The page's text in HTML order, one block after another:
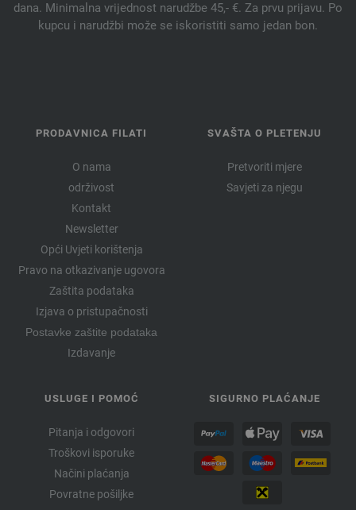
dana. Minimalna vrijednost narudžbe 45,- €. Za prvu prijavu. Po
kupcu i narudžbi može se iskoristiti samo jedan bon.
PRODAVNICA FILATI
O nama
održivost
Kontakt
Newsletter
Opći Uvjeti korištenja
Pravo na otkazivanje ugovora
Zaštita podataka
Izjava o pristupačnosti
Postavke zaštite podataka
Izdavanje
SVAŠTA O PLETENJU
Pretvoriti mjere
Savjeti za njegu
USLUGE I POMOĆ
Pitanja i odgovori
Troškovi isporuke
Načini plaćanja
Povratne pošiljke
SIGURNO PLAĆANJE